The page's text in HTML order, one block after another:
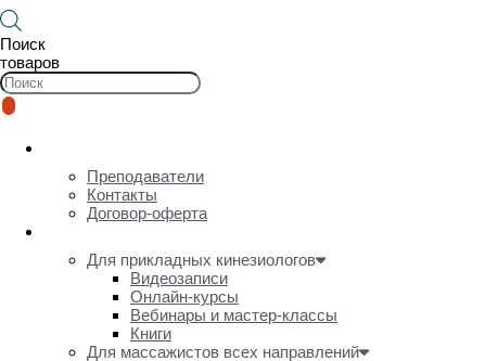
Поиск
товаров
Преподаватели
Контакты
Договор-оферта
Для прикладных кинезиологов
Видеозаписи
Онлайн-курсы
Вебинары и мастер-классы
Книги
Для массажистов всех направлений